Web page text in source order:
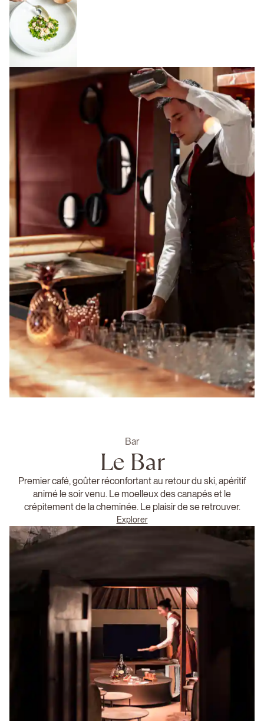
Bar
Le Bar
Premier café, goûter réconfortant au retour du ski, apéritif
animé le soir venu. Le moelleux des canapés et le
crépitement de la cheminée. Le plaisir de se retrouver.
Explorer